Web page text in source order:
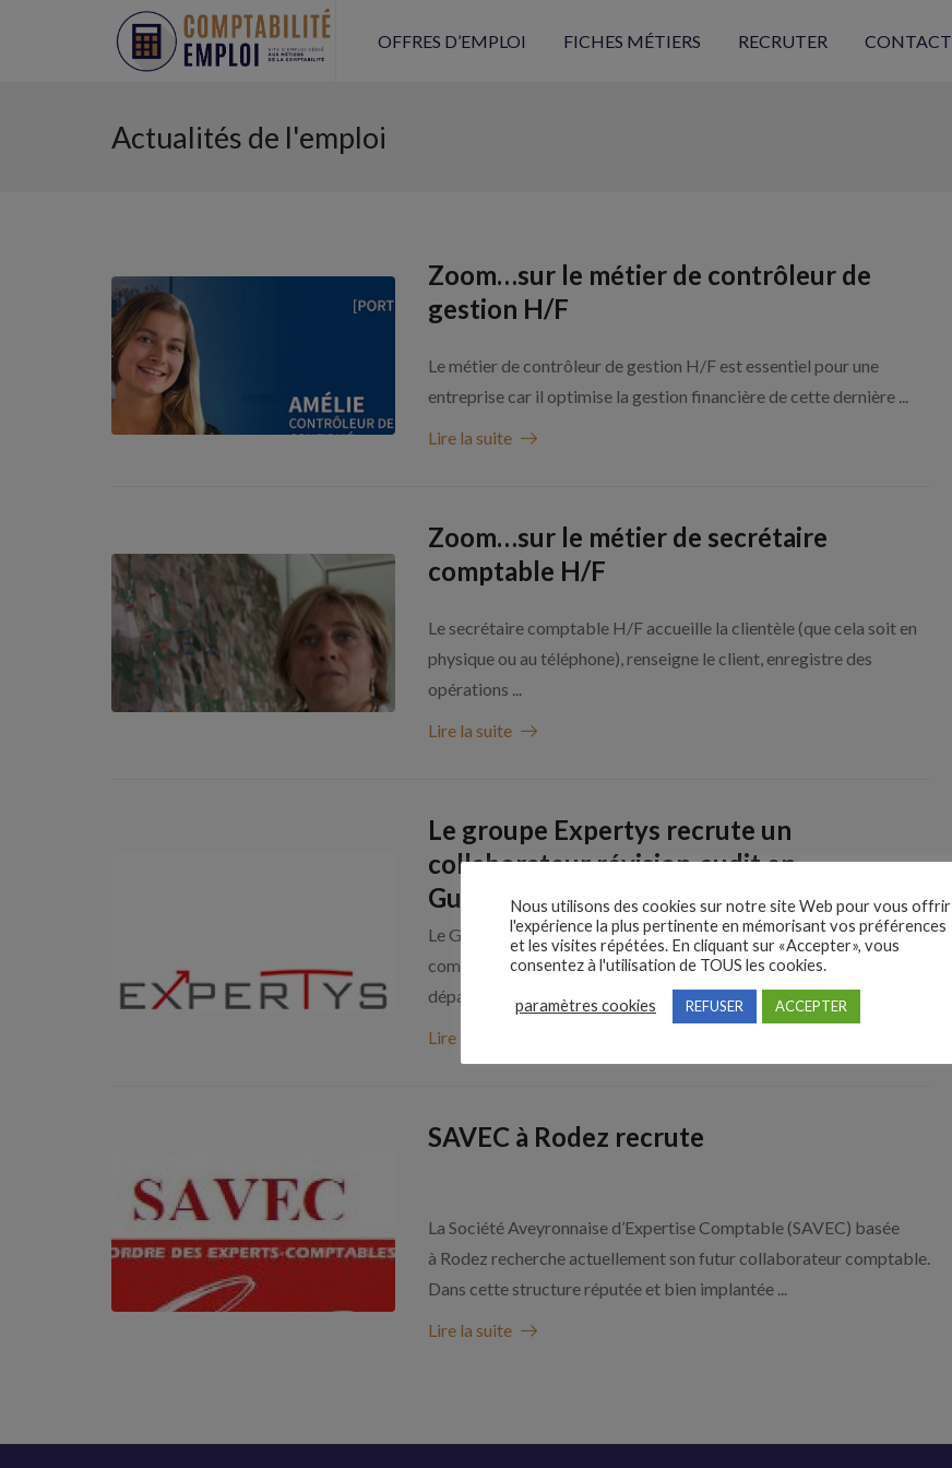
OFFRES D’EMPLOI FICHES MÉTIERS RECRUTER CONTACT
Actualités de l'emploi
Zoom…sur le métier de contrôleur de
gestion H/F
Le métier de contrôleur de gestion H/F est essentiel pour une
entreprise car il optimise la gestion financière de cette dernière ...
Lire la suite
Zoom…sur le métier de secrétaire
comptable H/F
Le secrétaire comptable H/F accueille la clientèle (que cela soit en
physique ou au téléphone), renseigne le client, enregistre des
opérations ...
Lire la suite
Le groupe Expertys recrute un
collaborateur révision-audit en
Guadeloupe
Le Groupe EXPERTYS comprend des sociétés d’expertise-
comptable et de commissariat aux comptes, implantées dans les
départements 33, 34, 75, 971 et ...
Lire la suite
SAVEC à Rodez recrute
La Société Aveyronnaise d’Expertise Comptable (SAVEC) basée
à Rodez recherche actuellement son futur collaborateur comptable.
Dans cette structure réputée et bien implantée ...
Lire la suite
Nous utilisons des cookies sur notre site Web pour vous offrir
l'expérience la plus pertinente en mémorisant vos préférences
et les visites répétées. En cliquant sur «Accepter», vous
consentez à l'utilisation de TOUS les cookies.
paramètres cookies REFUSER ACCEPTER